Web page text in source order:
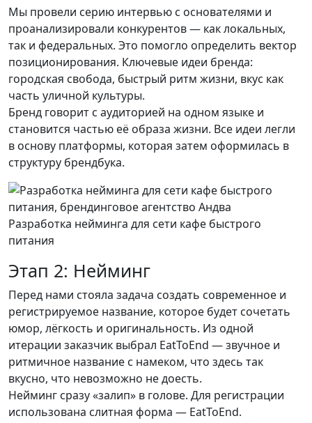
Мы провели серию интервью с основателями и
проанализировали конкурентов — как локальных,
так и федеральных. Это помогло определить вектор
позиционирования. Ключевые идеи бренда:
городская свобода, быстрый ритм жизни, вкус как
часть уличной культуры.
Бренд говорит с аудиторией на одном языке и
становится частью её образа жизни. Все идеи легли
в основу платформы, которая затем оформилась в
структуру брендбука.
Разработка нейминга для сети кафе быстрого
питания
Этап 2: Нейминг
Перед нами стояла задача создать современное и
регистрируемое название, которое будет сочетать
юмор, лёгкость и оригинальность. Из одной
итерации заказчик выбрал EatToEnd — звучное и
ритмичное название с намеком, что здесь так
вкусно, что невозможно не доесть.
Нейминг сразу «залип» в голове. Для регистрации
использована слитная форма — EatToEnd.